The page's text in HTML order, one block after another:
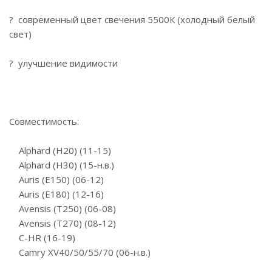
? современный цвет свечения 5500К (холодный белый
свет)
? улучшение видимости
Совместимость:
Alphard (H20) (11-15)
Alphard (H30) (15-н.в.)
Auris (E150) (06-12)
Auris (E180) (12-16)
Avensis (T250) (06-08)
Avensis (T270) (08-12)
C-HR (16-19)
Camry XV40/50/55/70 (06-н.в.)